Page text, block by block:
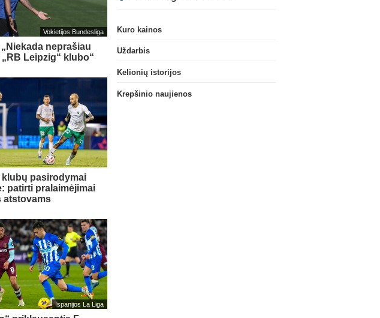
Vokietijos Bundesliga
neprašiau
Leipzig“ klubo“
klubų pasirodymai
patirti pralaimėjimai
atstovams
Ispanijos La Liga
Kuro kainos
Uždarbis
Kelionių istorijos
Krepšinio naujienos